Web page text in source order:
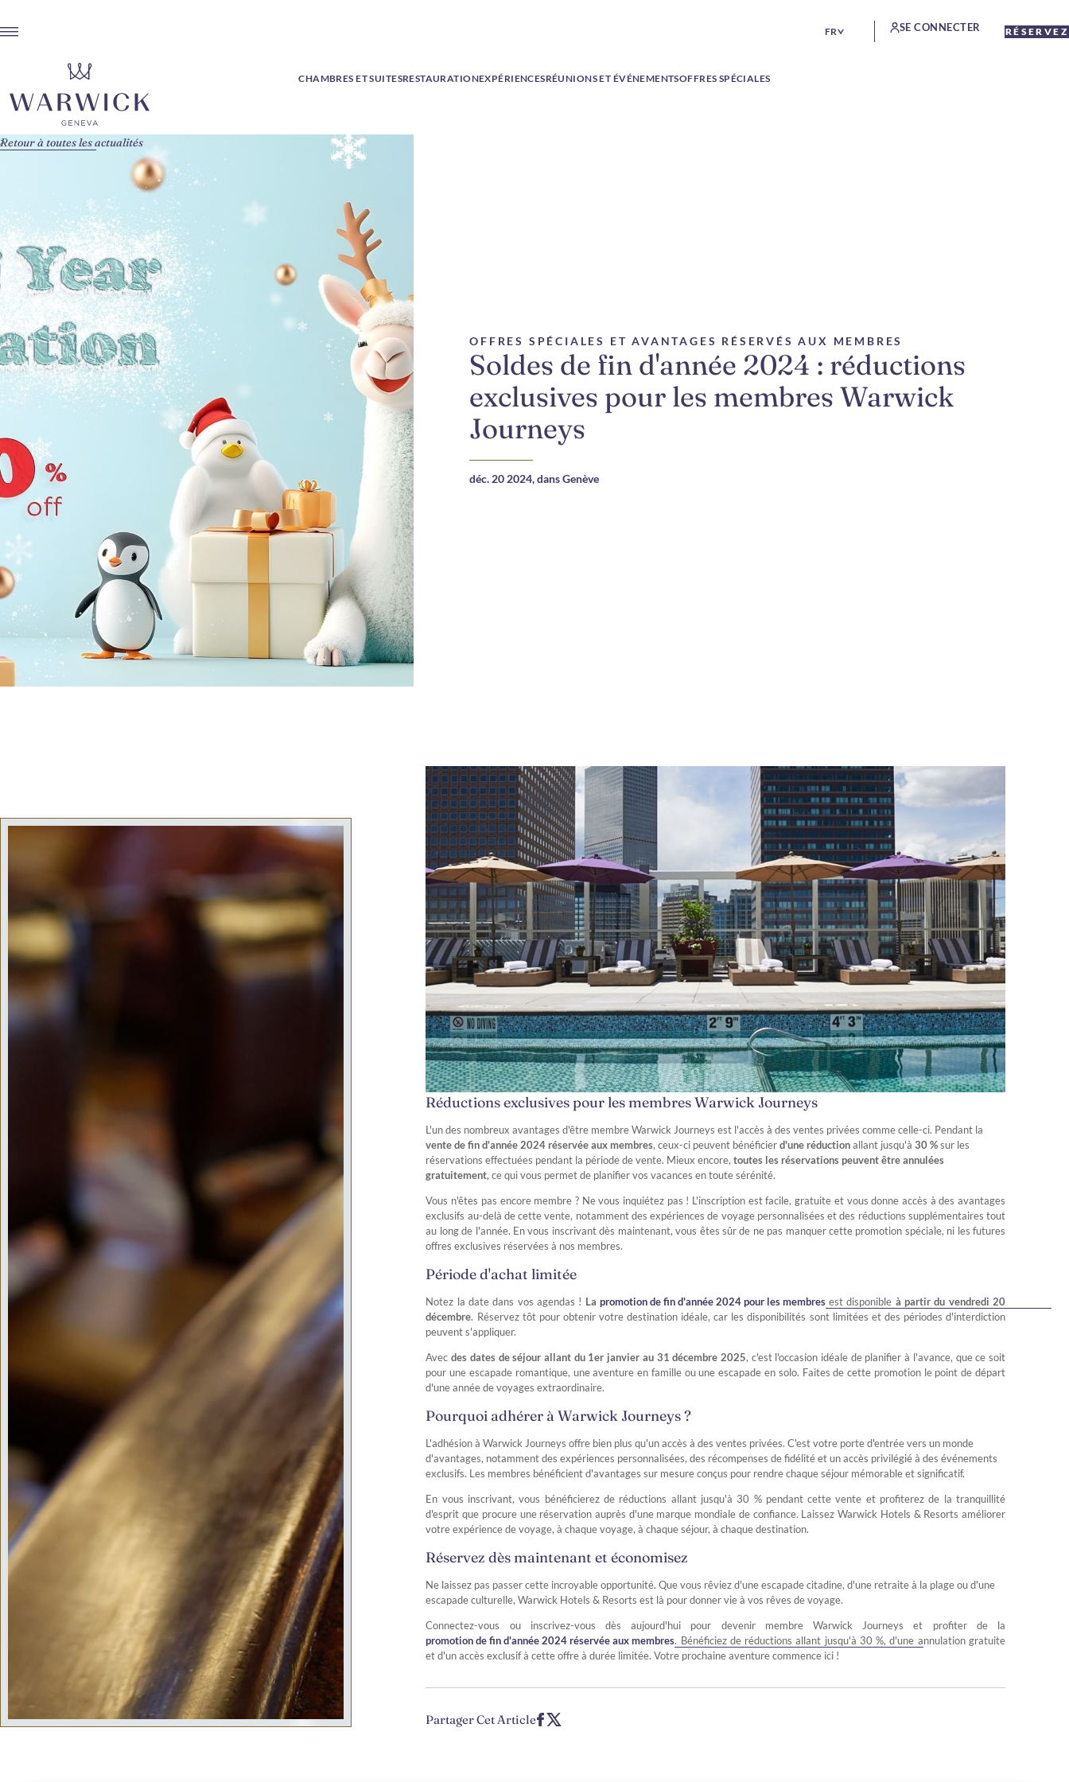
FR SE CONNECTER RÉSERVEZ
CHAMBRES ET SUITESRESTAURATIONEXPÉRIENCESRÉUNIONS ET ÉVÉNEMENTSOFFRES SPÉCIALES
OFFRES SPÉCIALES ET AVANTAGES RÉSERVÉS AUX MEMBRES
Soldes de fin d'année 2024 : réductions
exclusives pour les membres Warwick
Journeys
déc. 20 2024,dans Genève
Retour à toutes les actualités
Réductions exclusives pour les membres Warwick Journeys
L'un des nombreux avantages d'être membre Warwick Journeys est l'accès à des ventes privées comme celle-ci. Pendant la
vente de fin d'année 2024 réservée aux membres, ceux-ci peuvent bénéficierd'une réductionallant jusqu'à30 %sur les
réservations effectuées pendant la période de vente. Mieux encore,toutes les réservations peuvent être annulées
gratuitement, ce qui vous permet de planifier vos vacances en toute sérénité.
Vous n'êtes pas encore membre ? Ne vous inquiétez pas ! L'inscription est facile, gratuite et vous donne accès à des avantages
exclusifs au-delà de cette vente, notamment des expériences de voyage personnalisées et des réductions supplémentaires tout
au long de l'année. En vous inscrivant dès maintenant, vous êtes sûr de ne pas manquer cette promotion spéciale, ni les futures
offres exclusives réservées à nos membres.
Période d'achat limitée
Notez la date dans vos agendas ! La promotion de fin d'année 2024 pour les membresest disponible à partir du vendredi 20
décembre. Réservez tôt pour obtenir votre destination idéale, car les disponibilités sont limitées et des périodes d'interdiction
peuvent s'appliquer.
Avecdes dates de séjour allant du 1er janvier au 31 décembre 2025, c'est l'occasion idéale de planifier à l'avance, que ce soit
pour une escapade romantique, une aventure en famille ou une escapade en solo. Faites de cette promotion le point de départ
d'une année de voyages extraordinaire.
Pourquoi adhérer à Warwick Journeys ?
L'adhésion à Warwick Journeys offre bien plus qu'un accès à des ventes privées. C'est votre porte d'entrée vers un monde
d'avantages, notamment des expériences personnalisées, des récompenses de fidélité et un accès privilégié à des événements
exclusifs. Les membres bénéficient d'avantages sur mesure conçus pour rendre chaque séjour mémorable et significatif.
En vous inscrivant, vous bénéficierez de réductions allant jusqu'à 30 % pendant cette vente et profiterez de la tranquillité
d'esprit que procure une réservation auprès d'une marque mondiale de confiance. Laissez Warwick Hotels & Resorts améliorer
votre expérience de voyage, à chaque voyage, à chaque séjour, à chaque destination.
Réservez dès maintenant et économisez
Ne laissez pas passer cette incroyable opportunité. Que vous rêviez d'une escapade citadine, d'une retraite à la plage ou d'une
escapade culturelle, Warwick Hotels & Resorts est là pour donner vie à vos rêves de voyage.
Connectez-vous ou inscrivez-vous dès aujourd'hui pour devenir membre Warwick Journeys et profiter de la
promotion de fin d'année 2024 réservée aux membres. Bénéficiez de réductions allant jusqu'à 30 %, d'une annulation gratuite
et d'un accès exclusif à cette offre à durée limitée. Votre prochaine aventure commence ici !
Partager Cet Article